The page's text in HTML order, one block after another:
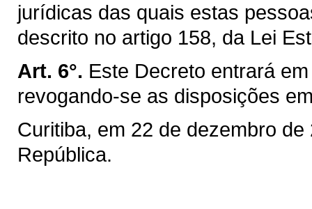
jurídicas das quais estas
descrito no artigo 158, da Lei
Art. 6°. Este Decreto entrará
revogando-se as disposições
Curitiba, em 22 de dezembro
República.